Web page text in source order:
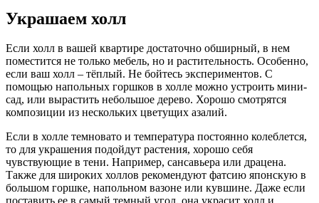
Украшаем холл
Если холл в вашей квартире достаточно обширный, в нем
поместится не только мебель, но и растительность. Особенно,
если ваш холл – тёплый. Не бойтесь экспериментов. С
помощью напольных горшков в холле можно устроить мини-
сад, или вырастить небольшое дерево. Хорошо смотрятся
композиции из нескольких цветущих азалий.
Если в холле темновато и температура постоянно колеблется,
то для украшения подойдут растения, хорошо себя
чувствующие в тени. Например, сансавьера или драцена.
Также для широких холлов рекомендуют фатсию японскую в
большом горшке, напольном вазоне или кувшине. Даже если